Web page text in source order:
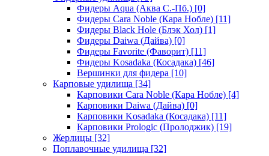
Фидеры Aqua (Аква С.-Пб.) [0]
Фидеры Cara Noble (Кара Нобле) [11]
Фидеры Black Hole (Блэк Хол) [1]
Фидеры Daiwa (Дайва) [0]
Фидеры Favorite (Фаворит) [11]
Фидеры Kosadaka (Косадака) [46]
Вершинки для фидера [10]
Карповые удилища [34]
Карповики Cara Noble (Кара Нобле) [4]
Карповики Daiwa (Дайва) [0]
Карповики Kosadaka (Косадака) [11]
Карповики Prologic (Пролоджик) [19]
Жерлицы [32]
Поплавочные удилища [32]